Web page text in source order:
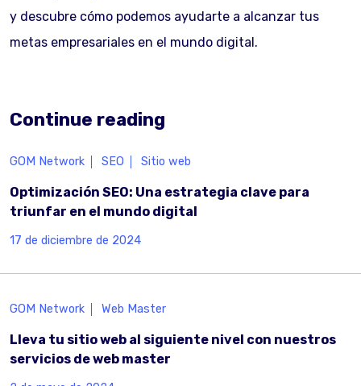
y descubre cómo podemos ayudarte a alcanzar tus
metas empresariales en el mundo digital.
Continue reading
GOM Network SEO Sitio web
Optimización SEO: Una estrategia clave para
triunfar en el mundo digital
17 de diciembre de 2024
GOM Network Web Master
Lleva tu sitio web al siguiente nivel con nuestros
servicios de web master